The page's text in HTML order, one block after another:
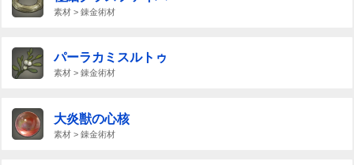
素材 > 錬金術材
パーラカミスルトゥ
素材 > 錬金術材
大炎獣の心核
素材 > 錬金術材